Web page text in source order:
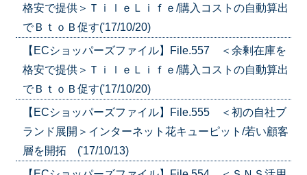
格安で提供＞ＴｉｌｅＬｉｆｅ/購入コストの自動算出
でＢｔｏＢ促す('17/10/20)
【ECショッパーズファイル】File.557 ＜余剰在庫を
格安で提供＞ＴｉｌｅＬｉｆｅ/購入コストの自動算出
でＢｔｏＢ促す('17/10/20)
【ECショッパーズファイル】File.555 ＜初の自社ブ
ランド展開＞インターネット花キューピット/若い顧客
層を開拓 ('17/10/13)